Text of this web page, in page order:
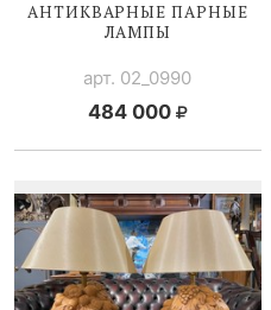
АНТИКВАРНЫЕ ПАРНЫЕ
ЛАМПЫ
арт. 02_0990
484 000